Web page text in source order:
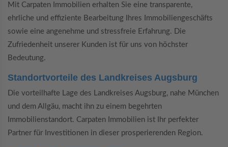
Mit Carpaten Immobilien erhalten Sie eine transparente,
ehrliche und effiziente Bearbeitung Ihres Immobiliengeschäfts
sowie eine angenehme und stressfreie Erfahrung. Die
Zufriedenheit unserer Kunden ist für uns von höchster
Bedeutung.
Standortvorteile des Landkreises Augsburg
Die vorteilhafte Lage des Landkreises Augsburg, nahe München
und dem Allgäu, macht ihn zu einem begehrten
Immobilienstandort. Carpaten Immobilien ist Ihr perfekter
Partner für Investitionen in dieser prosperierenden Region.